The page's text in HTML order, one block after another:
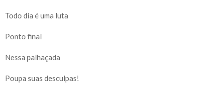
Todo dia é uma luta ​
Ponto final ​
Nessa palhaçada ​
Poupa suas desculpas! ​